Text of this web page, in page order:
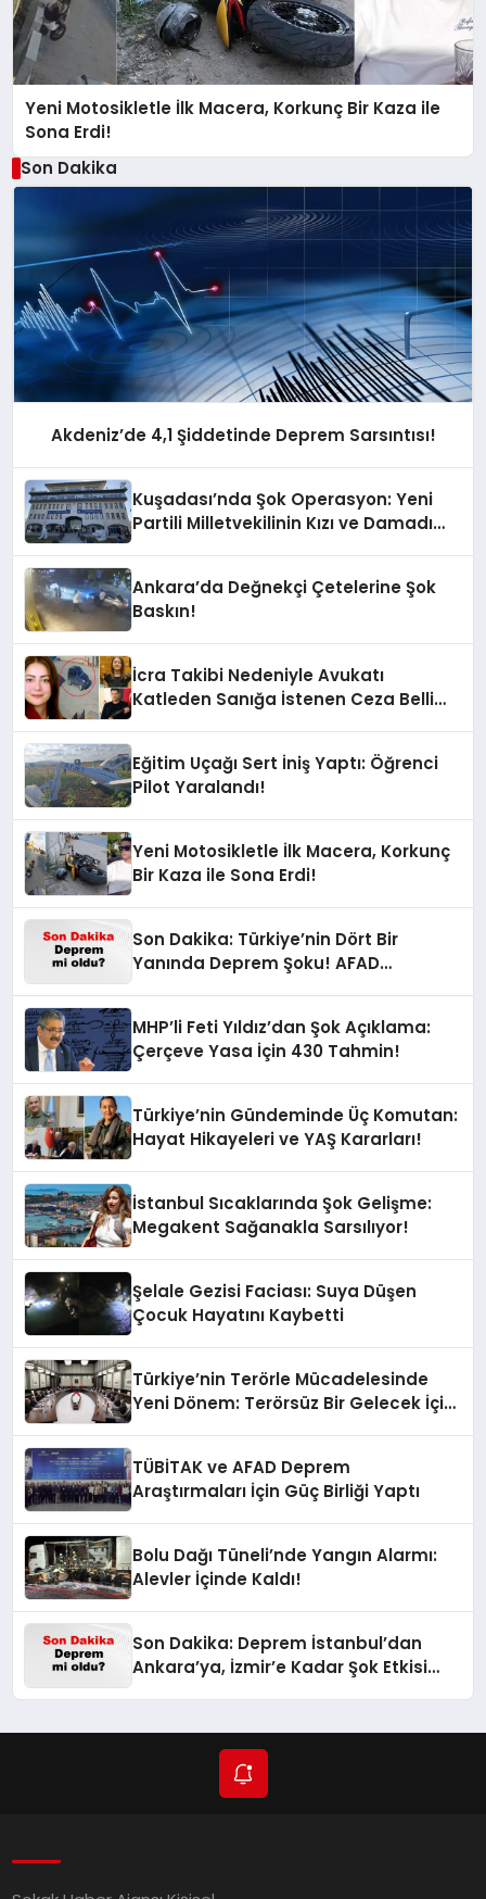
Yeni Motosikletle İlk Macera, Korkunç Bir Kaza ile
Sona Erdi!
Son Dakika
Akdeniz’de 4,1 Şiddetinde Deprem Sarsıntısı!
Kuşadası’nda Şok Operasyon: Yeni
Partili Milletvekilinin Kızı ve Damadı
Ankara’da Değnekçi Çetelerine Şok
Baskın!
İcra Takibi Nedeniyle Avukatı
Katleden Sanığa İstenen Ceza Belli
Eğitim Uçağı Sert İniş Yaptı: Öğrenci
Pilot Yaralandı!
Yeni Motosikletle İlk Macera, Korkunç
Bir Kaza ile Sona Erdi!
Son Dakika: Türkiye’nin Dört Bir
Yanında Deprem Şoku! AFAD
MHP’li Feti Yıldız’dan Şok Açıklama:
Çerçeve Yasa İçin 430 Tahmin!
Türkiye’nin Gündeminde Üç Komutan:
Hayat Hikayeleri ve YAŞ Kararları!
İstanbul Sıcaklarında Şok Gelişme:
Megakent Sağanakla Sarsılıyor!
Şelale Gezisi Faciası: Suya Düşen
Çocuk Hayatını Kaybetti
Türkiye’nin Terörle Mücadelesinde
Yeni Dönem: Terörsüz Bir Gelecek İçin
TÜBİTAK ve AFAD Deprem
Araştırmaları İçin Güç Birliği Yaptı
Bolu Dağı Tüneli’nde Yangın Alarmı:
Alevler İçinde Kaldı!
Son Dakika: Deprem İstanbul’dan
Ankara’ya, İzmir’e Kadar Şok Etkisi